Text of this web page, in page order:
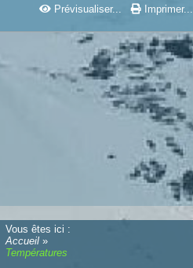
Prévisualiser... Imprimer...
Vous êtes ici :
Accueil»
Températures